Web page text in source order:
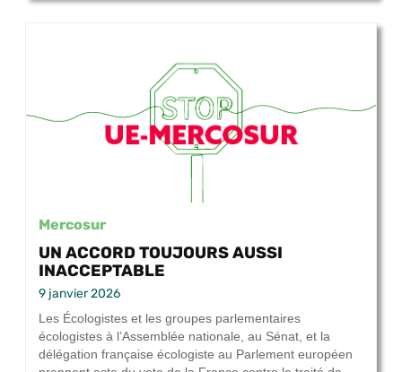
Mercosur
UN ACCORD TOUJOURS AUSSI
INACCEPTABLE
9 janvier 2026
Les Écologistes et les groupes parlementaires
écologistes à l’Assemblée nationale, au Sénat, et la
délégation française écologiste au Parlement européen